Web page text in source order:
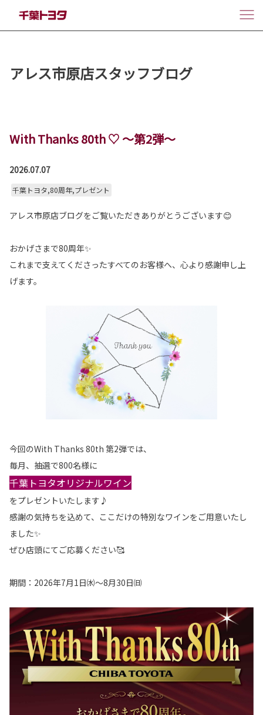
アレス市原店スタッフブログ
With Thanks 80th ♡ ～第2弾～
2026.07.07
千葉トヨタ,80周年,プレゼント
アレス市原店ブログをご覧いただきありがとうございます😊
おかげさまで80周年✨
これまで支えてくださったすべてのお客様へ、心より感謝申し上
げます。
今回のWith Thanks 80th 第2弾では、
毎月、抽選で800名様に
千葉トヨタオリジナルワイン
をプレゼントいたします♪
感謝の気持ちを込めて、ここだけの特別なワインをご用意いたし
ました✨
ぜひ店頭にてご応募ください🥰
期間：2026年7月1日㈬～8月30日㈰